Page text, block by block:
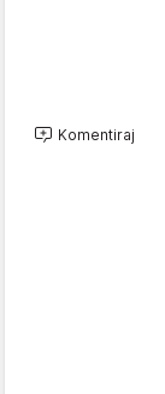
Komentiraj